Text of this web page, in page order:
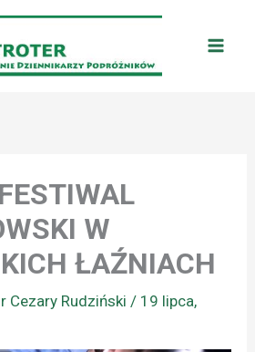
W
ŁAŹNIACH
Cezary Rudziński/ 19 lipca,